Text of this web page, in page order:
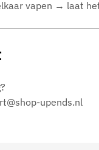
vapen → laat
upends.nl